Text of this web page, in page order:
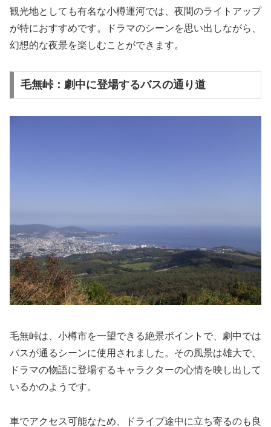
観光地としても有名な小樽運河では、夜間のライトアップ
が特におすすめです。ドラマのシーンを思い出しながら、
幻想的な夜景を楽しむことができます。
毛無峠：劇中に登場するバスの通り道
毛無峠は、小樽市を一望できる絶景ポイントで、劇中では
バスが通るシーンに使用されました。その風景は雄大で、
ドラマの物語に登場するキャラクターの心情を映し出して
いるかのようです。
車でアクセス可能なため、ドライブ途中に立ち寄るのも良